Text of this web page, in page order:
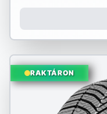
RAKTÁRON